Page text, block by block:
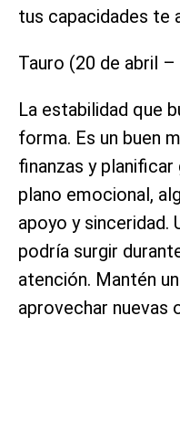
tus capacidades te
Tauro (20 de abril
La estabilidad que
forma. Es un buen
finanzas y
plano emocional,
apoyo y sinceridad.
podría surgir
atención. Mantén
aprovechar nuevas